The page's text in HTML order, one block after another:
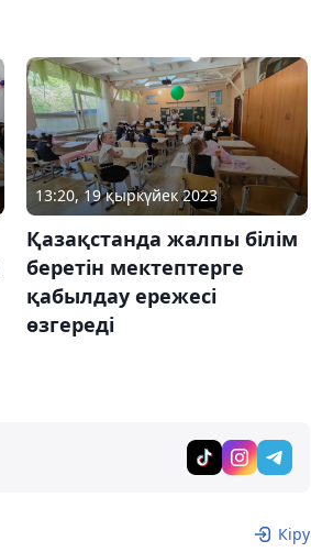
13:20, 19 қыркүйек 2023
Қазақстанда жалпы білім
беретін мектептерге
қабылдау ережесі
өзгереді
Кіру